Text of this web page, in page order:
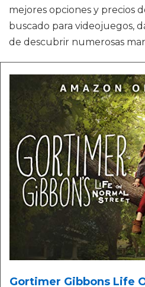
mejores opciones y precios
buscado para videojuegos,
de descubrir numerosas
Gortimer Gibbons Life